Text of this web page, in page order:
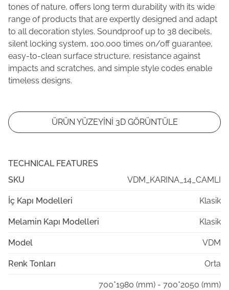
tones of nature, offers long term durability with its wide
range of products that are expertly designed and adapt
to all decoration styles. Soundproof up to 38 decibels,
silent locking system, 100.000 times on/off guarantee,
easy-to-clean surface structure, resistance against
impacts and scratches, and simple style codes enable
timeless designs.
ÜRÜN YÜZEYİNİ 3D GÖRÜNTÜLE
TECHNICAL FEATURES
SKU
VDM_KARINA_14_CAMLI
İç Kapı Modelleri Klasik
Melamin Kapı Modelleri Klasik
Model VDM
Renk Tonları Orta
700*1980 (mm) - 700*2050 (mm)